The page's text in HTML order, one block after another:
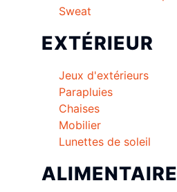
Sweat
EXTÉRIEUR
Jeux d'extérieurs
Parapluies
Chaises
Mobilier
Lunettes de soleil
ALIMENTAIRE